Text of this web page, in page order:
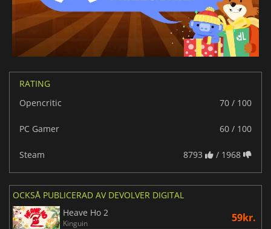
RATING
Opencritic
70 / 100
PC Gamer 60 / 100
Steam 8793 / 1968
OCKSÅ PUBLICERAD AV DEVOLVER DIGITAL
Heave Ho 2
Kinguin 59kr.